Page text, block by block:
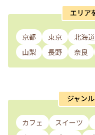
エリア
京都 東京 北海道
山梨
長野 奈良
ジャン
カフェ スイーツ